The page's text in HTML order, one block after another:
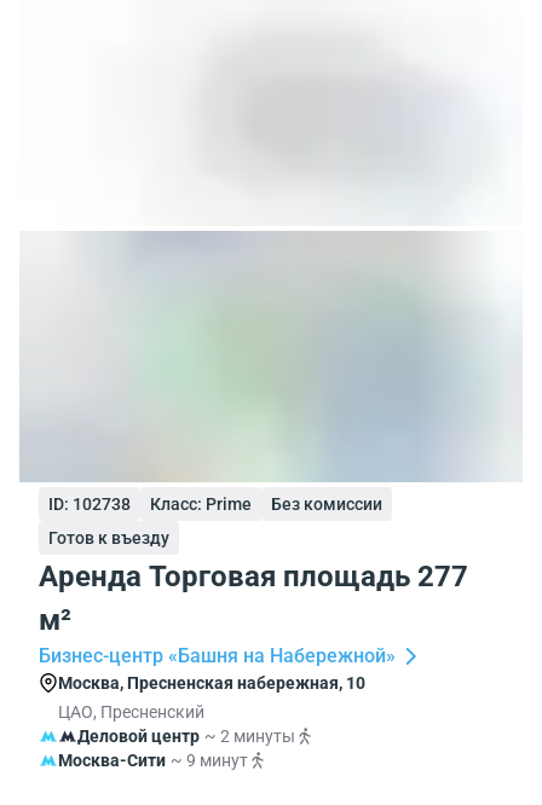
ID: 102738 Класс: Prime
Без комиссии
Готов к въезду
Аренда Торговая площадь 277
м²
Бизнес-центр «Башня на Набережной»
Москва, Пресненская набережная, 10
ЦАО, Пресненский
Деловой центр ~ 2 минуты
Москва-Сити ~ 9 минут